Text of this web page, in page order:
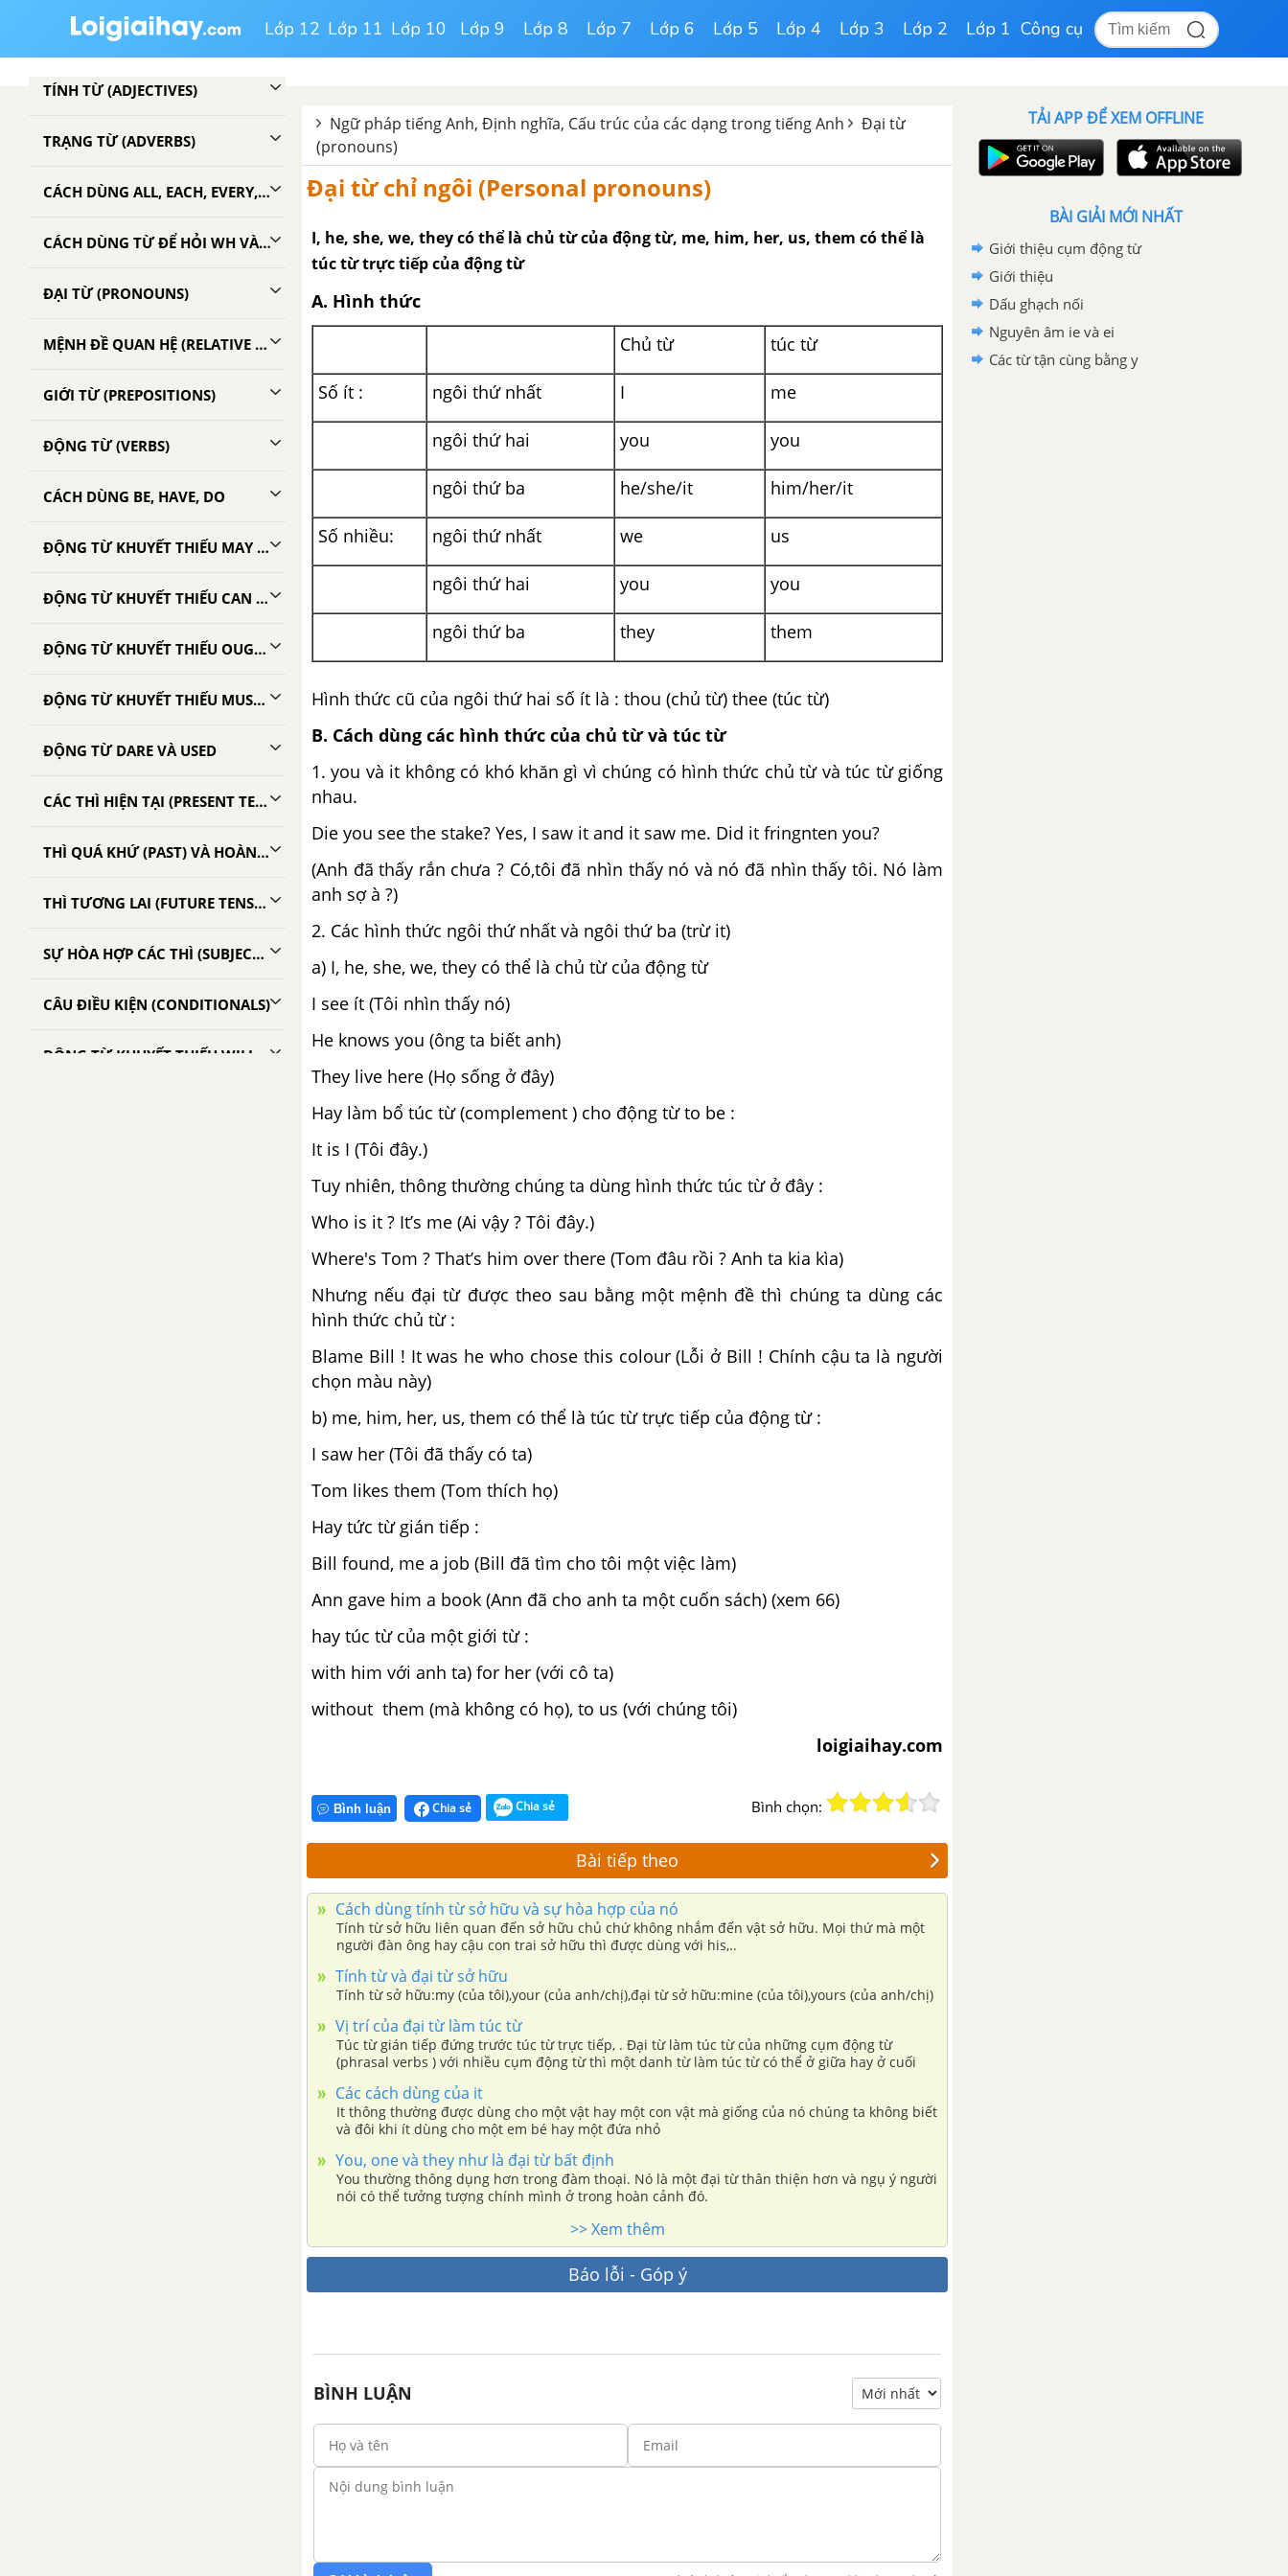
Lớp 12 Lớp 11 Lớp 10 Lớp 9 Lớp 8 Lớp 7 Lớp 6 Lớp 5 Lớp 4 Lớp 3 Lớp 2 Lớp 1 Công cụ
DANH TỪ (NOUNS)
TÍNH TỪ (ADJECTIVES)
TRẠNG TỪ (ADVERBS)
CÁCH DÙNG ALL, EACH, EVERY, BOTH, NEITHER, EITHER, SOME, ANY, NO, NONE
CÁCH DÙNG TỪ ĐỂ HỎI WH VÀ HOW
ĐẠI TỪ (PRONOUNS)
MỆNH ĐỀ QUAN HỆ (RELATIVE CLAUSES)
GIỚI TỪ (PREPOSITIONS)
ĐỘNG TỪ (VERBS)
CÁCH DÙNG BE, HAVE, DO
ĐỘNG TỪ KHUYẾT THIẾU MAY VÀ CAN
ĐỘNG TỪ KHUYẾT THIẾU CAN VÀ BE ABLE TO
ĐỘNG TỪ KHUYẾT THIẾU OUGHT TO, SHOULD, MUST, HAVE TO, NEED
ĐỘNG TỪ KHUYẾT THIẾU MUST, HAVE, WILL, SHOULD
ĐỘNG TỪ DARE VÀ USED
CÁC THÌ HIỆN TẠI (PRESENT TENSES)
THÌ QUÁ KHỨ (PAST) VÀ HOÀN THÀNH (PAST)
THÌ TƯƠNG LAI (FUTURE TENSES)
SỰ HÒA HỢP CÁC THÌ (SUBJECT VERB AGREEMENT)
CÂU ĐIỀU KIỆN (CONDITIONALS)
Ngữ pháp tiếng Anh, Định nghĩa, Cấu trúc của các dạng trong tiếng Anh
Đại từ
(pronouns)
Đại từ chỉ ngôi (Personal pronouns)
I, he, she, we, they có thể là chủ từ của động từ, me, him, her, us, them có thể là
túc từ trực tiếp của động từ
A. Hình thức
Chủ từ
túc từ
Số ít : ngôi thứ nhất I me
ngôi thứ hai you you
ngôi thứ ba he/she/it him/her/it
Số nhiều: ngôi thứ nhất we us
ngôi thứ hai you you
ngôi thứ ba they them
Hình thức cũ của ngôi thứ hai số ít là : thou (chủ từ) thee (túc từ)
B. Cách dùng các hình thức của chủ từ và túc từ
1. you và it không có khó khăn gì vì chúng có hình thức chủ từ và túc từ giống
nhau.
Die you see the stake? Yes, I saw it and it saw me. Did it fringnten you?
(Anh đã thấy rắn chưa ? Có,tôi đã nhìn thấy nó và nó đã nhìn thấy tôi. Nó làm
anh sợ à ?)
2. Các hình thức ngôi thứ nhất và ngôi thứ ba (trừ it)
a) I, he, she, we, they có thể là chủ từ của động từ
I see ít (Tôi nhìn thấy nó)
He knows you (ông ta biết anh)
They live here (Họ sống ở đây)
Hay làm bổ túc từ (complement ) cho động từ to be :
It is I (Tôi đây.)
Tuy nhiên, thông thường chúng ta dùng hình thức túc từ ở đây :
Who is it ? It’s me (Ai vậy ? Tôi đây.)
Where's Tom ? That’s him over there (Tom đâu rồi ? Anh ta kia kìa)
Nhưng nếu đại từ được theo sau bằng một mệnh đề thì chúng ta dùng các
hình thức chủ từ :
Blame Bill ! It was he who chose this colour (Lỗi ở Bill ! Chính cậu ta là người
chọn màu này)
b) me, him, her, us, them có thể là túc từ trực tiếp của động từ :
I saw her (Tôi đã thấy có ta)
Tom likes them (Tom thích họ)
Hay tức từ gián tiếp :
Bill found, me a job (Bill đã tìm cho tôi một việc làm)
Ann gave him a book (Ann đã cho anh ta một cuốn sách) (xem 66)
hay túc từ của một giới từ :
with him với anh ta) for her (với cô ta)
without them (mà không có họ), to us (với chúng tôi)
loigiaihay.com
Bình luận Chia sẻ Chia sẻ Bình chọn:
Bài tiếp theo
Cách dùng tính từ sở hữu và sự hòa hợp của nó
Tính từ sở hữu liên quan đến sở hữu chủ chứ không nhắm đến vật sở hữu. Mọi thứ mà một
người đàn ông hay cậu con trai sở hữu thì được dùng với his,..
Tính từ và đại từ sở hữu
Tính từ sở hữu:my (của tôi),your (của anh/chị),đại từ sở hữu:mine (của tôi),yours (của anh/chị)
Vị trí của đại từ làm túc từ
Túc từ gián tiếp đứng trước túc từ trực tiếp, . Đại từ làm túc từ của những cụm động từ
(phrasal verbs ) với nhiều cụm động từ thì một danh từ làm túc từ có thể ở giữa hay ở cuối
Các cách dùng của it
It thông thường được dùng cho một vật hay một con vật mà giống của nó chúng ta không biết
và đôi khi ít dùng cho một em bé hay một đứa nhỏ
You, one và they như là đại từ bất định
You thường thông dụng hơn trong đàm thoại. Nó là một đại từ thân thiện hơn và ngụ ý người
nói có thể tưởng tượng chính mình ở trong hoàn cảnh đó.
>> Xem thêm
Báo lỗi - Góp ý
BÌNH LUẬN
TẢI APP ĐỂ XEM OFFLINE
BÀI GIẢI MỚI NHẤT
Giới thiệu cụm động từ
Giới thiệu
Dấu ghạch nối
Nguyên âm ie và ei
Các từ tận cùng bằng y